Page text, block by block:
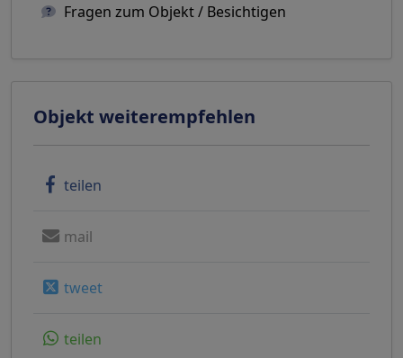
Fragen zum Objekt / Besichtigen
Objekt weiterempfehlen
teilen
mail
tweet
teilen